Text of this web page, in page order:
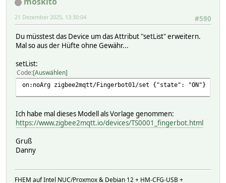
# bri -1
# colormode
# ct -1
# devtype
# effect
# hue -1
# lastseen
# mode
# on 0
# reachable 0
# rgb
# update_timeout 1
# v2effect
# capabilities:
# json:
#590
21 Dezember 2025, 13:30:04
Du müsstest das Device um das Attribut "setList" erweitern.
Mal so aus der Hüfte ohne Gewähr...
setList:
Code Auswählen
on:noArg zigbee2mqtt/Fingerbot01/set {"state": "ON"}
Ich habe mal dieses Modell als Vorlage genommen:
https://www.zigbee2mqtt.io/devices/TS0001_fingerbot.html
Gruß
Danny
FHEM auf Intel NUC/Proxmox & Debian 12 + HM-CFG-USB +